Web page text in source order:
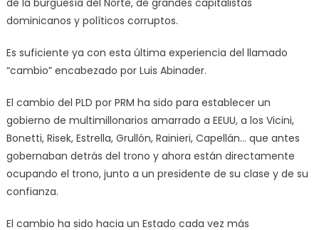
dominicanos y políticos corruptos.
Es suficiente ya con esta última experiencia del llamado
“cambio” encabezado por Luis Abinader.
El cambio del PLD por PRM ha sido para establecer un
gobierno de multimillonarios amarrado a EEUU, a los Vicini,
Bonetti, Risek, Estrella, Grullón, Rainieri, Capellán… que antes
gobernaban detrás del trono y ahora están directamente
ocupando el trono, junto a un presidente de su clase y de su
confianza.
El cambio ha sido hacia un Estado cada vez más